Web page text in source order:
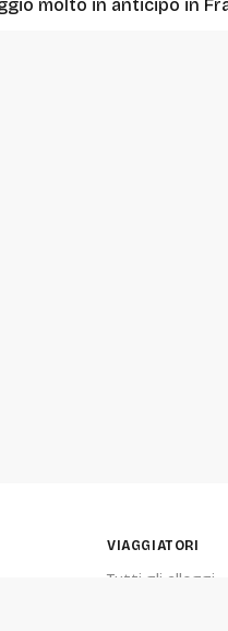
molto in anticipo in
VIAGGIATORI
Tutti gli alloggi